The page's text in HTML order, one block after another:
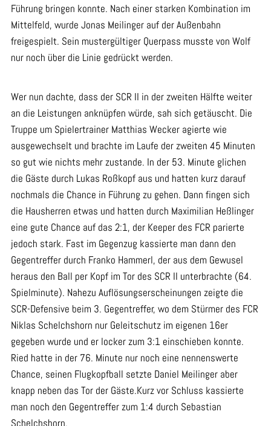
Führung bringen konnte. Nach einer starken Kombination im
Mittelfeld, wurde Jonas Meilinger auf der Außenbahn
freigespielt. Sein mustergültiger Querpass musste von Wolf
nur noch über die Linie gedrückt werden.
Wer nun dachte, dass der SCR II in der zweiten Hälfte weiter
an die Leistungen anknüpfen würde, sah sich getäuscht. Die
Truppe um Spielertrainer Matthias Wecker agierte wie
ausgewechselt und brachte im Laufe der zweiten 45 Minuten
so gut wie nichts mehr zustande. In der 53. Minute glichen
die Gäste durch Lukas Roßkopf aus und hatten kurz darauf
nochmals die Chance in Führung zu gehen. Dann fingen sich
die Hausherren etwas und hatten durch Maximilian Heßlinger
eine gute Chance auf das 2:1, der Keeper des FCR parierte
jedoch stark. Fast im Gegenzug kassierte man dann den
Gegentreffer durch Franko Hammerl, der aus dem Gewusel
heraus den Ball per Kopf im Tor des SCR II unterbrachte (64.
Spielminute). Nahezu Auflösungserscheinungen zeigte die
SCR-Defensive beim 3. Gegentreffer, wo dem Stürmer des FCR
Niklas Schelchshorn nur Geleitschutz im eigenen 16er
gegeben wurde und er locker zum 3:1 einschieben konnte.
Ried hatte in der 76. Minute nur noch eine nennenswerte
Chance, seinen Flugkopfball setzte Daniel Meilinger aber
knapp neben das Tor der Gäste.Kurz vor Schluss kassierte
man noch den Gegentreffer zum 1:4 durch Sebastian
Schelchshorn.